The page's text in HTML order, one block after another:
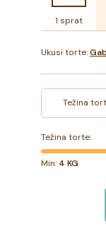
1 sprat
Ukusi torte:
Težina
Težina torte:
Min: 4 KG